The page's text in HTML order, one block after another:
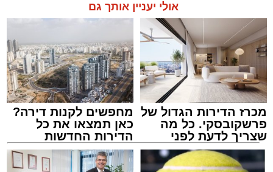
צילום: דוברות איחוד הצלה
אולי יעניין אותך גם
מכרז הדירות הגדול של
פרשקובסקי. כל מה
שצריך לדעת לפני
שמגישים הצעה לדירה
באשדוד
מחפשים לקנות דירה?
כאן תמצאו את כל
הדירות החדשות
למכירה באשדוד >>>